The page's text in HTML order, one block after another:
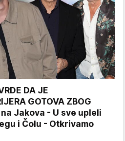
DA JE
GOTOVA ZBOG
Jakova - U sve upleli
i Čolu - Otkrivamo